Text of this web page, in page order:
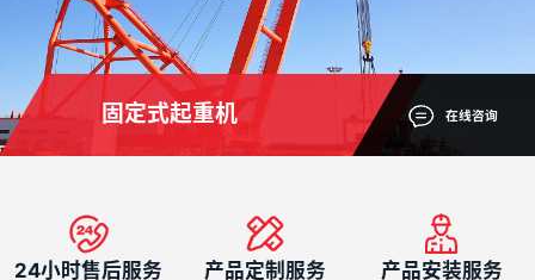
固定式起重机 在线咨询
24小时售后服务 产品定制服务 产品安装服务